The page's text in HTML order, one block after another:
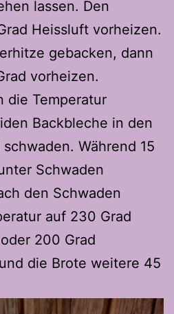
lassen. Den
Heissluft vorheizen.
gebacken, dann
vorheizen.
die Temperatur
Backbleche in den
Während 15
Schwaden
den Schwaden
auf 230 Grad
200 Grad
die Brote weitere 45